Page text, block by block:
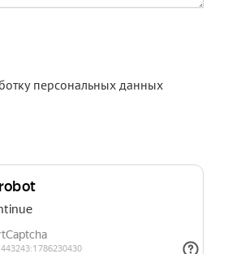
персональных данных